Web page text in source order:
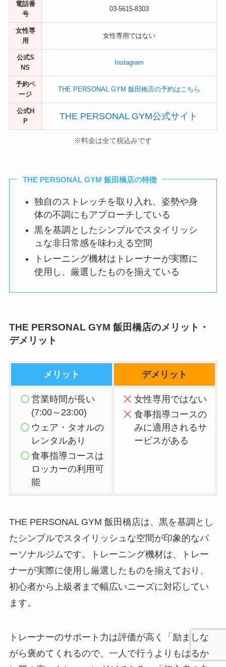
電話番
号
03-5615-8303
女性専
用
女性専用ではない
公式S
NS
Instagram
予約ペ
ージ
THE PERSONAL GYM 飯田橋店の予約はこちら
公式H
P
THE PERSONAL GYM公式サイト
※料金は全て税込みです
THE PERSONAL GYM 飯田橋店の特徴
独自のストレッチを取り入れ、姿勢や身
体の不調にもアプローチしている
黒を基調としたシンプルでスタイリッシ
ュな非日常感を味わえる空間
トレーニング機材はトレーナーが実際に
使用し、厳選したものを揃えている
THE PERSONAL GYM 飯田橋店のメリット・
デメリット
メリット デメリット
営業時間が長い
(7:00～23:00)
ウェア・タオルの
レンタルあり
食事指導コースは
ロッカーの利用可
能
女性専用ではない
食事指導コースの
みに適用されるサ
ービスがある
THE PERSONAL GYM 飯田橋店は、黒を基調とし
たシンプルでスタイリッシュな空間が印象的なパ
ーソナルジムです。トレーニング機材は、トレー
ナーが実際に使用し厳選したものを揃えており、
初心者から上級者まで幅広いニーズに対応してい
ます。
トレーナーのサポート力は評価が高く「励ましな
がら褒めてくれるので、一人で行うよりもはるか